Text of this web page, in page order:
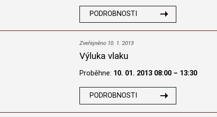
PODROBNOSTI
Zveřejněno 10. 1. 2013
Výluka vlaku
Proběhne: 10. 01. 2013 08:00 – 13:30
PODROBNOSTI